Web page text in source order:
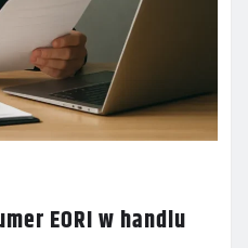
EORI w handlu